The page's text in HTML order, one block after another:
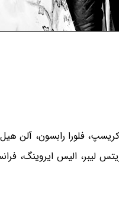
فلورا رابسون، آلن
لیبر، الیس ایروینگ،